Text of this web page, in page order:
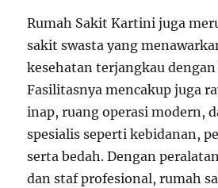
Rumah Sakit Kartini juga
sakit swasta yang
kesehatan terjangkau
Fasilitasnya mencakup juga
inap, ruang operasi modern,
spesialis seperti kebidanan,
serta bedah. Dengan
dan staf profesional, rumah